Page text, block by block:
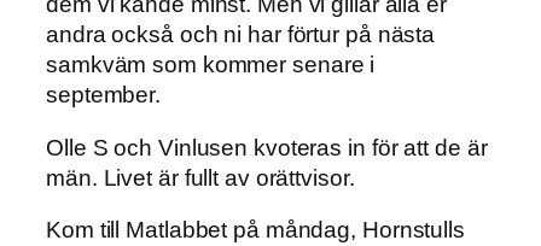
andra också och ni har förtur på nästa
samkväm som kommer senare i
september.
Olle S och Vinlusen kvoteras in för att de är
män. Livet är fullt av orättvisor.
Kom till Matlabbet på måndag, Hornstulls